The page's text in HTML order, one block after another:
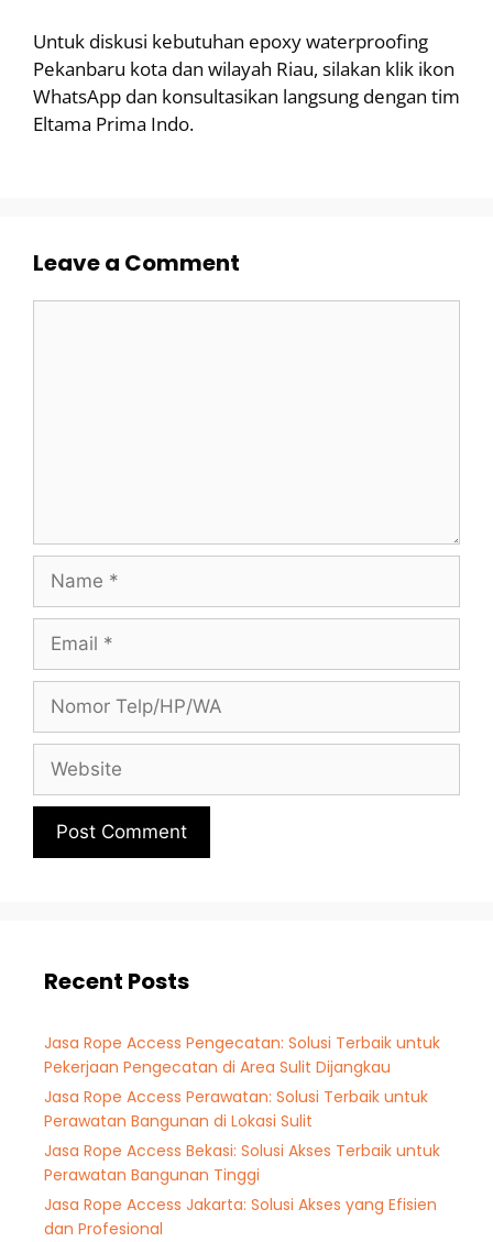
Untuk diskusi kebutuhan epoxy waterproofing
Pekanbaru kota dan wilayah Riau, silakan klik ikon
WhatsApp dan konsultasikan langsung dengan tim
Eltama Prima Indo.
Leave a Comment
Recent Posts
Jasa Rope Access Pengecatan: Solusi Terbaik untuk
Pekerjaan Pengecatan di Area Sulit Dijangkau
Jasa Rope Access Perawatan: Solusi Terbaik untuk
Perawatan Bangunan di Lokasi Sulit
Jasa Rope Access Bekasi: Solusi Akses Terbaik untuk
Perawatan Bangunan Tinggi
Jasa Rope Access Jakarta: Solusi Akses yang Efisien
dan Profesional